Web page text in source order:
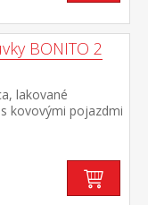
BONITO 2
lakované
kovovými pojazdmi